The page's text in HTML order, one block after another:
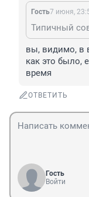
Гость7 июня,
вы, видимо, в
как это было,
время
ОТВЕТИТЬ
Гость
Войти